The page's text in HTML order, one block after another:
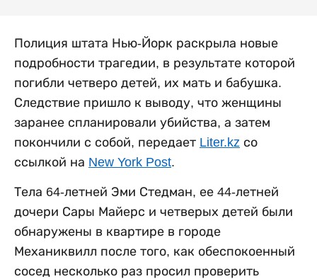
Полиция штата Нью-Йорк раскрыла новые
подробности трагедии, в результате которой
погибли четверо детей, их мать и бабушка.
Следствие пришло к выводу, что женщины
заранее спланировали убийства, а затем
покончили с собой, передает Liter.kz со
ссылкой на New York Post.
Тела 64-летней Эми Стедман, ее 44-летней
дочери Сары Майерс и четверых детей были
обнаружены в квартире в городе
Механиквилл после того, как обеспокоенный
сосед несколько раз просил проверить